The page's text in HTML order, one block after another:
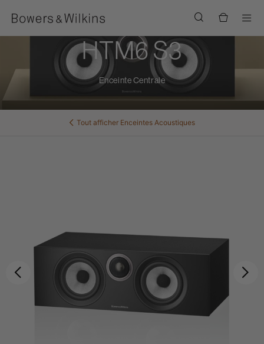
HTM6 S3
Enceinte Centrale
Tout afficher Enceintes Acoustiques
Précédent